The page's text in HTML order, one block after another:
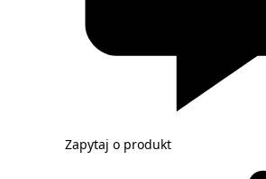
Zapytaj o produkt